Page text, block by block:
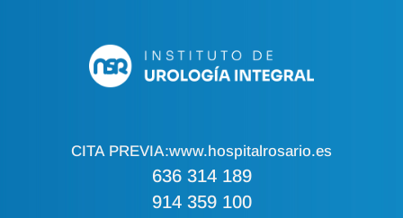
CITA PREVIA:www.hospitalrosario.es
636 314 189
914 359 100